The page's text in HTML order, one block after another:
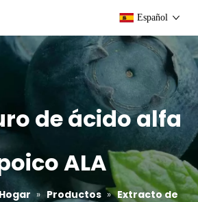
Español
de ácido alfa
ALA
Hogar » Productos » Extracto de